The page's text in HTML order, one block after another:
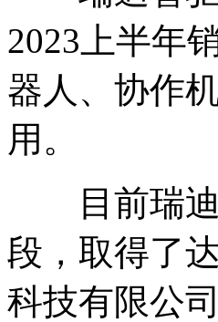
2023上半年
器人、协作
用。
目前瑞迪
段，取得了
科技有限公